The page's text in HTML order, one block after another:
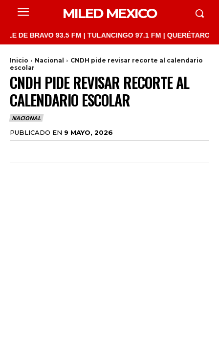
MILED MEXICO
BRAVO 93.5 FM | TULANCINGO 97.1 FM | QUERÉTARO
Inicio Nacional
CNDH pide revisar recorte al calendario
escolar
CNDH PIDE REVISAR RECORTE AL
CALENDARIO ESCOLAR
NACIONAL
PUBLICADO EN 9 MAYO, 2026